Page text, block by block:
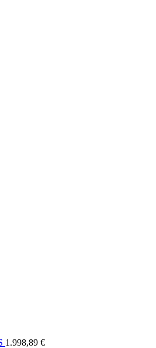
1.998,89 €